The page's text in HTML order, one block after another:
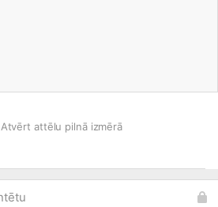
Atvērt attēlu pilnā izmērā